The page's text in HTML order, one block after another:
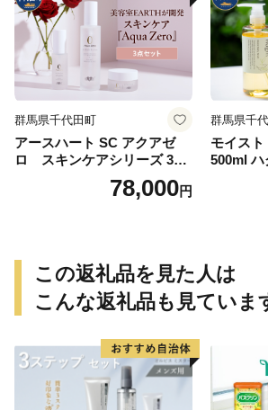
群馬県千代田町
アースハート SC アクアゼ
ロ スキンケアシリーズ 3点
78,000円
群馬県千
モイス
500ml ハ
町 〈ア
この返礼品を見た人は
こんな返礼品も見ていま